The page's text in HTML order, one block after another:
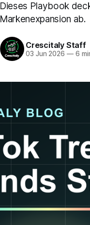
Dieses Playbook
Markenexpansion ab.
Crescitaly Staff
03 Jun 2026 —6